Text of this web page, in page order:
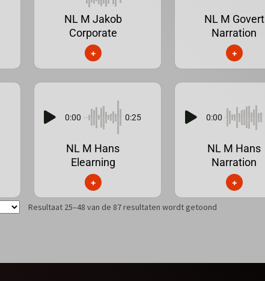
NL M Jakob
Corporate
+
NL M Govert
Narration
+
0:00 0:25
NL M Hans
Elearning
+
0:00
NL M Hans
Narration
+
Resultaat 25–48 van de 87 resultaten wordt getoond